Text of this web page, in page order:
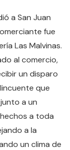
a San Juan
fue
Las Malvinas.
al comercio,
un disparo
que
a un
a toda
a la
un clima de